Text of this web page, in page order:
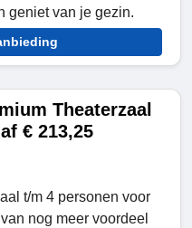
geniet van je gezin.
Theaterzaal
€ 213,25
t/m 4 personen voor
nog meer voordeel